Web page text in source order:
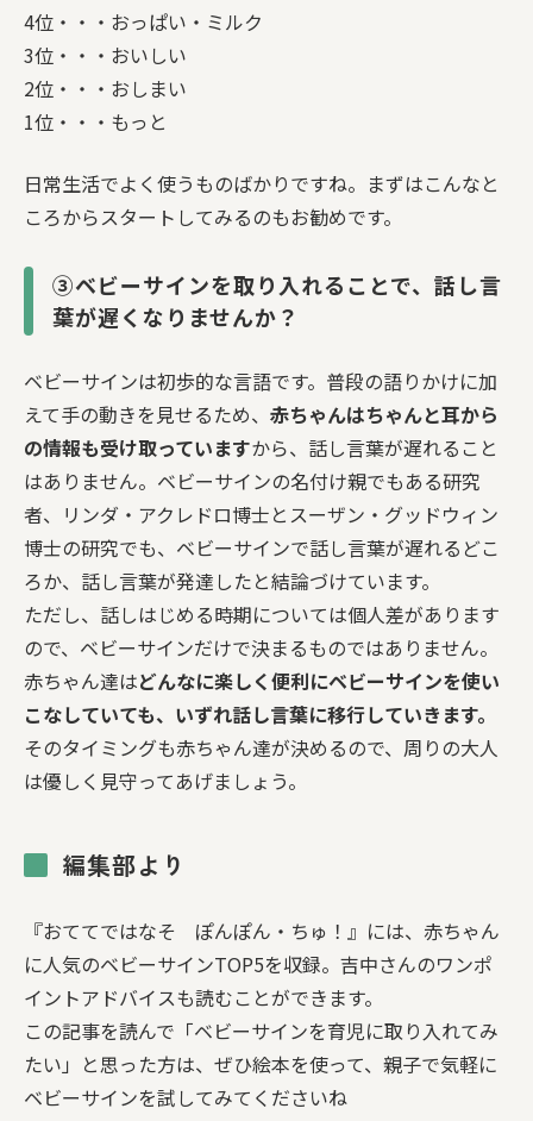
4位・・・おっぱい・ミルク
3位・・・おいしい
2位・・・おしまい
1位・・・もっと
日常生活でよく使うものばかりですね。まずはこんなと
ころからスタートしてみるのもお勧めです。
③ベビーサインを取り入れることで、話し言
葉が遅くなりませんか？
ベビーサインは初歩的な言語です。普段の語りかけに加
えて手の動きを見せるため、 赤ちゃんはちゃんと耳から
の情報も受け取っていますから、話し言葉が遅れること
はありません。ベビーサインの名付け親でもある研究
者、リンダ・アクレドロ博士とスーザン・グッドウィン
博士の研究でも、ベビーサインで話し言葉が遅れるどこ
ろか、話し言葉が発達したと結論づけています。
ただし、話しはじめる時期については個人差があります
ので、ベビーサインだけで決まるものではありません。
赤ちゃん達はどんなに楽しく便利にベビーサインを使い
こなしていても、いずれ話し言葉に移行していきます。
そのタイミングも赤ちゃん達が決めるので、周りの大人
は優しく見守ってあげましょう。
編集部より
『おててではなそ ぽんぽん・ちゅ！』には、赤ちゃん
に人気のベビーサインTOP5を収録。吉中さんのワンポ
イントアドバイスも読むことができます。
この記事を読んで「ベビーサインを育児に取り入れてみ
たい」と思った方は、ぜひ絵本を使って、親子で気軽に
ベビーサインを試してみてくださいね